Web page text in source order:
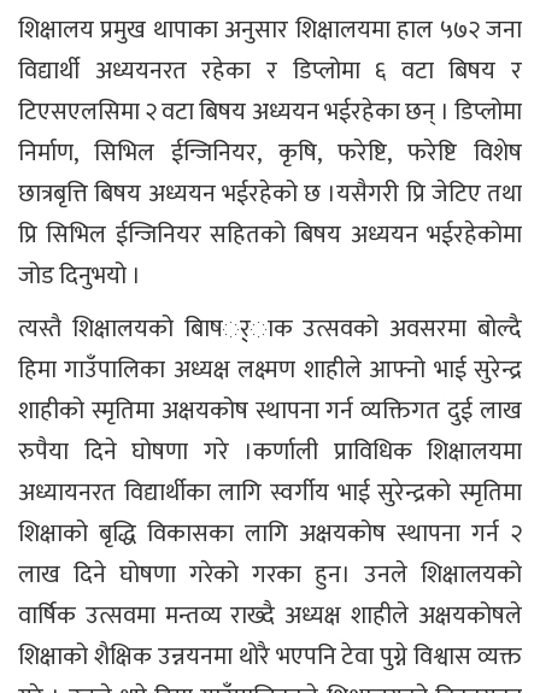
शिक्षालय प्रमुख थापाका अनुसार शिक्षालयमा हाल ५७२ जना
विद्यार्थी अध्ययनरत रहेका र डिप्लोमा ६ वटा बिषय र
टिएसएलसिमा २ वटा बिषय अध्ययन भईरहेका छन् । डिप्लोमा
निर्माण, सिभिल ईन्जिनियर, कृषि, फरेष्टि, फरेष्टि विशेष
छात्रबृत्ति बिषय अध्ययन भईरहेको छ ।यसैगरी प्रि जेटिए तथा
प्रि सिभिल ईन्जिनियर सहितको बिषय अध्ययन भईरहेकोमा
जोड दिनुभयो ।
त्यस्तै शिक्षालयको बािषर््ाक उत्सवको अवसरमा बोल्दै
हिमा गाउँपालिका अध्यक्ष लक्ष्मण शाहीले आफ्नो भाई सुरेन्द्र
शाहीको स्मृतिमा अक्षयकोष स्थापना गर्न व्यक्तिगत दुई लाख
रुपैया दिने घोषणा गरे ।कर्णाली प्राविधिक शिक्षालयमा
अध्यायनरत विद्यार्थीका लागि स्वर्गीय भाई सुरेन्द्रको स्मृतिमा
शिक्षाको बृद्धि विकासका लागि अक्षयकोष स्थापना गर्न २
लाख दिने घोषणा गरेको गरका हुन। उनले शिक्षालयको
वार्षिक उत्सवमा मन्तव्य राख्दै अध्यक्ष शाहीले अक्षयकोषले
शिक्षाको शैक्षिक उन्नयनमा थोरै भएपनि टेवा पुग्ने विश्वास व्यक्त